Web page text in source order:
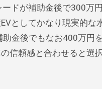
ドが補助金後で300万
としてかなり現実的な
助金後でもなお400万円
信頼感と合わせると選